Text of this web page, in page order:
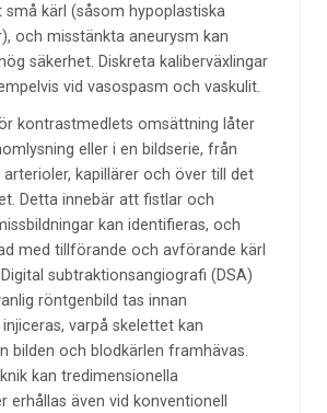
små kärl (såsom hypoplastiska
och misstänkta aneurysm kan
säkerhet. Diskreta kaliberväxlingar
vid vasospasm och vaskulit.
kontrastmedlets omsättning låter
eller i en bildserie, från
kapillärer och över till det
Detta innebär att fistlar och
kan identifieras, och
med tillförande och avförande kärl
subtraktionsangiografi (DSA)
röntgenbild tas innan
varpå skelettet kan
bilden och blodkärlen framhävas.
kan tredimensionella
erhållas även vid konventionell